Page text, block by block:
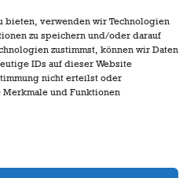
bieten, verwenden wir Technologien
zu speichern und/oder darauf
zustimmst, können wir Daten
IDs auf dieser Website
nicht erteilst oder
und Funktionen
der KG